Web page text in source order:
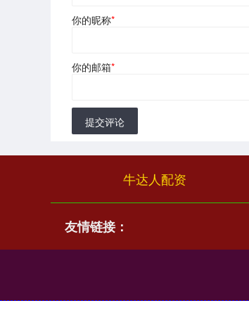
你的昵称*
你的邮箱*
提交评论
牛达人配资
友情链接：